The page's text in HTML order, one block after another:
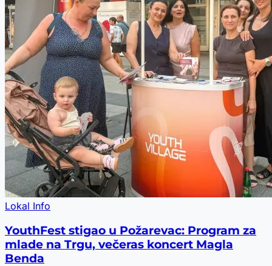
Lokal Info
YouthFest stigao u Požarevac: Program za
mlade na Trgu, večeras koncert Magla
Benda